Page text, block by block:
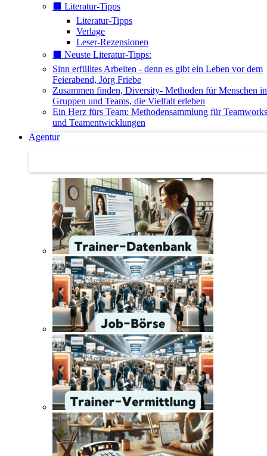
⬛️ Literatur-Tipps
Literatur-Tipps
Verlage
Leser-Rezensionen
⬛️ Neuste Literatur-Tipps:
Sinn erfülltes Arbeiten - denn es gibt ein Leben vor dem
Feierabend, Jörg Friebe
Zusammen finden, Diversity- Methoden für Menschen in
Gruppen und Teams, die Vielfalt erleben
Ein Herz fürs Team: Methodensammlung für
und Teamentwicklungen
Agentur